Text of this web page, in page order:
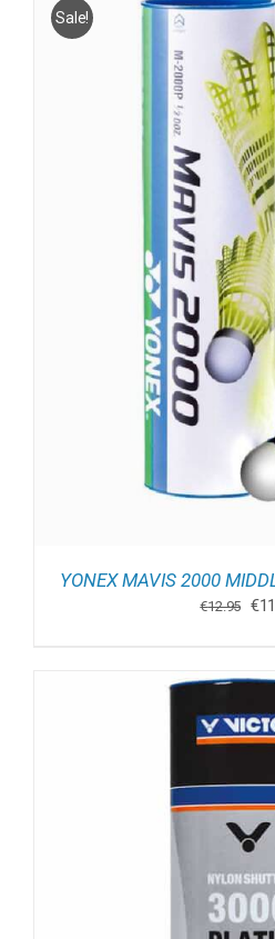
Sale!
YONEX MAVIS 2000
€12.95 €